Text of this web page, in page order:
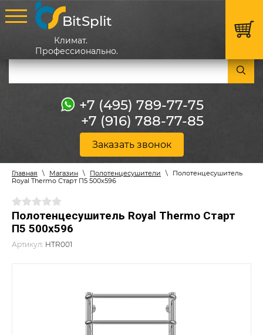
BitSplit
Климат.
Профессионально.
+7 (495) 789-77-75
+7 (916) 788-77-85
Заказать звонок
Главная \ Магазин \ Полотенцесушители \
Полотенцесушитель
Royal Thermo Старт П5 500х596
Полотенцесушитель Royal Thermo Старт
П5 500х596
Артикул: HTR001